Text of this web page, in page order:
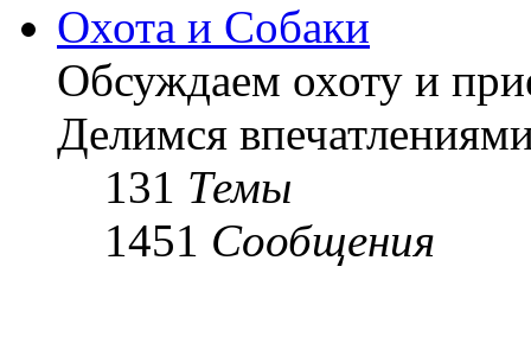
Охота и Собаки
Обсуждаем охоту и
Делимся
131 Темы
1451 Сообщения